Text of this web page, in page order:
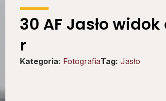
30 AF Jasło
r
Kategoria: FotografiaTag: Jasło